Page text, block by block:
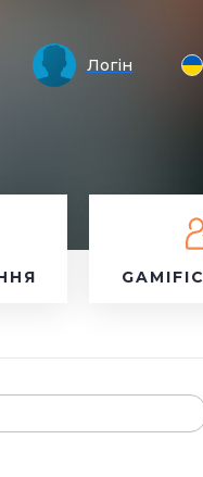
Логін